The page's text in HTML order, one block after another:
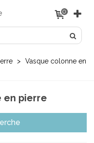
0
>
Vasque colonne en
en pierre